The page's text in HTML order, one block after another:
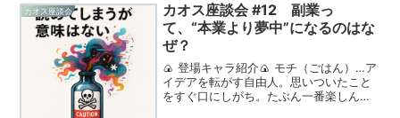
カオス座談会
カオス座談会 #12 副業っ
て、“本業より夢中”になるのはな
ぜ？
🍙 登場キャラ紹介🍙 モチ（ごはん）…ア
イデアを転がす自由人。思いついたこと
をすぐ口にしがち。たぶん一番楽しんで